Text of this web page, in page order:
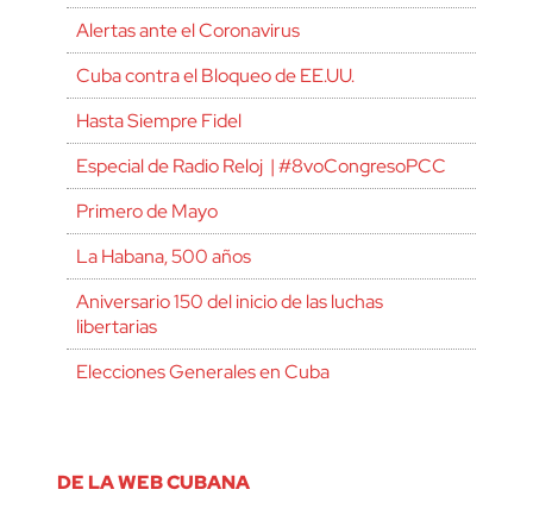
Alertas ante el Coronavirus
Cuba contra el Bloqueo de EE.UU.
Hasta Siempre Fidel
Especial de Radio Reloj | #8voCongresoPCC
Primero de Mayo
La Habana, 500 años
Aniversario 150 del inicio de las luchas
libertarias
Elecciones Generales en Cuba
DE LA WEB CUBANA